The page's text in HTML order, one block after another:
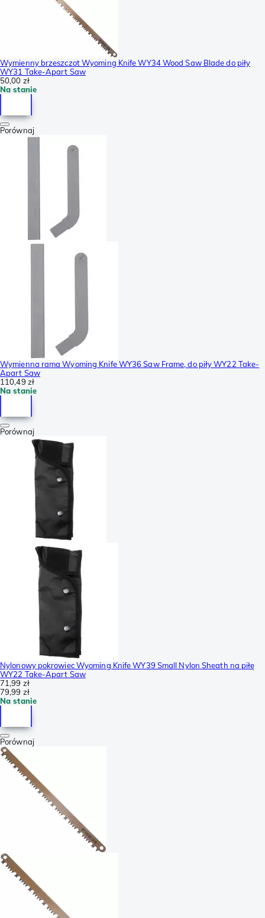
Wymienny brzeszczot Wyoming Knife WY34 Wood Saw Blade do piły
WY31 Take-Apart Saw
50,00 zł
Na stanie
Porównaj
Wymienna rama Wyoming Knife WY36 Saw Frame, do piły WY22 Take-
Apart Saw
110,49 zł
Na stanie
Porównaj
Nylonowy pokrowiec Wyoming Knife WY39 Small Nylon Sheath na piłę
WY22 Take-Apart Saw
71,99 zł
79,99 zł
Na stanie
Porównaj